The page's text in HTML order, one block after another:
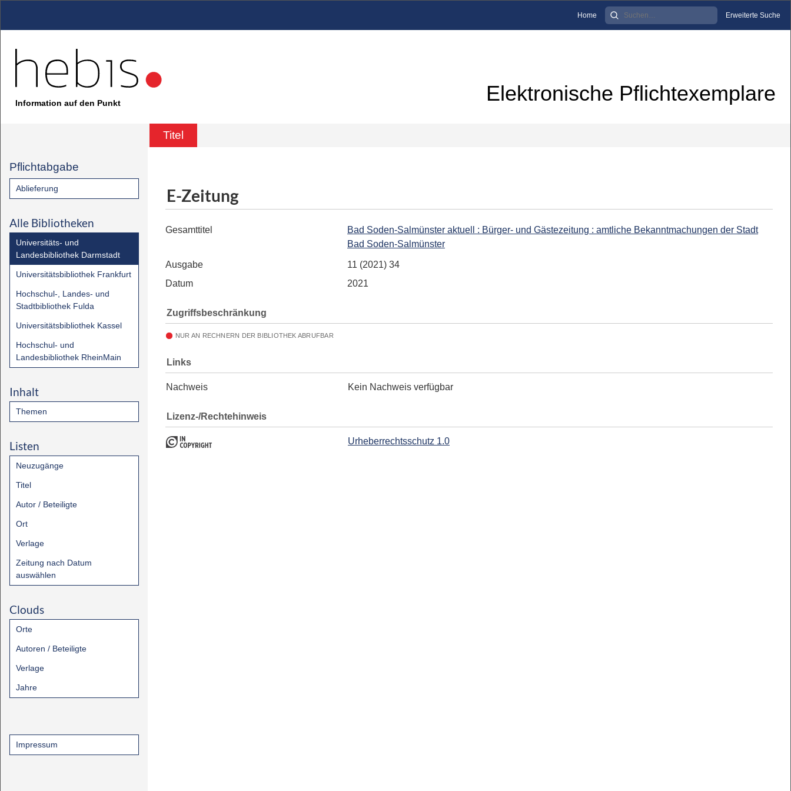
Home Erweiterte Suche
Information auf den Punkt Elektronische Pflichtexemplare
Titel
Pflichtabgabe
Ablieferung
Alle Bibliotheken
Universitäts- und
Landesbibliothek Darmstadt
Universitätsbibliothek Frankfurt
Hochschul-, Landes- und
Stadtbibliothek Fulda
Universitätsbibliothek Kassel
Hochschul- und
Landesbibliothek RheinMain
Inhalt
Themen
Listen
Neuzugänge
Titel
Autor / Beteiligte
Ort
Verlage
Zeitung nach Datum
auswählen
Clouds
Orte
Autoren / Beteiligte
Verlage
Jahre
Impressum
E-Zeitung
Gesamttitel
Bad Soden-Salmünster aktuell : Bürger- und Gästezeitung : amtliche Bekanntmachungen der Stadt
Bad Soden-Salmünster
Ausgabe
11 (2021) 34
Datum
2021
Zugriffsbeschränkung
NUR AN RECHNERN DER BIBLIOTHEK ABRUFBAR
Links
Nachweis Kein Nachweis verfügbar
Lizenz-/Rechtehinweis
Urheberrechtsschutz 1.0